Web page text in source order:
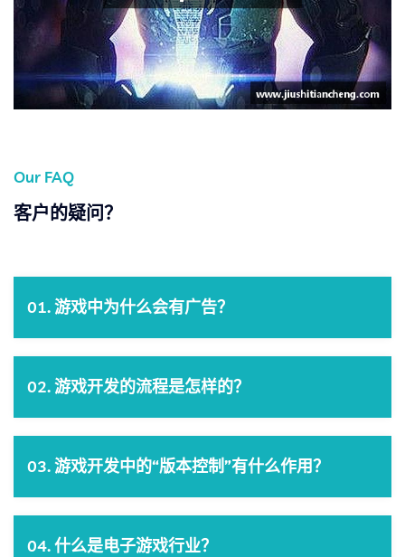
Our FAQ
客户的疑问？
01. 游戏中为什么会有广告？
02. 游戏开发的流程是怎样的？
03. 游戏开发中的“版本控制”有什么作用？
04. 什么是电子游戏行业？